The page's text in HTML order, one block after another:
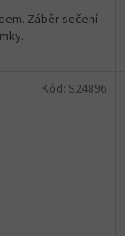
Záběr sečení
Kód: S24896